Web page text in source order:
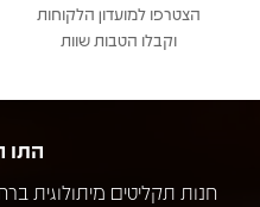
הצטרפו למועדון הלקוחות
וקבלו הטבות שוות
התו